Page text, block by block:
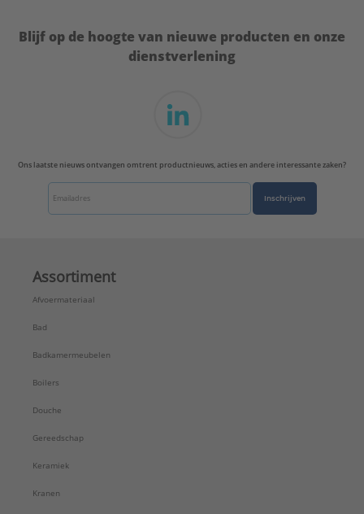
Blijf op de hoogte van nieuwe producten en onze
dienstverlening
Ons laatste nieuws ontvangen omtrent productnieuws, acties en andere interessante zaken?
Inschrijven
Assortiment
Afvoermateriaal
Bad
Badkamermeubelen
Boilers
Douche
Gereedschap
Keramiek
Kranen